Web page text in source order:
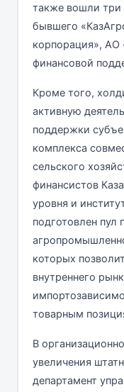
также вошли три
бывшего
корпорация», АО
финансовой
Кроме того,
активную
поддержки
комплекса
сельского
финансистов
уровня и
подготовлен пул
которых
внутреннего
товарным
В
увеличения
департамент